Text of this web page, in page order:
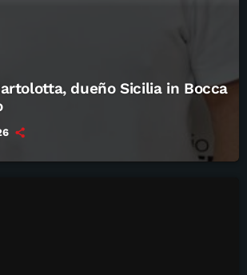
dueño Sicilia in Bocca